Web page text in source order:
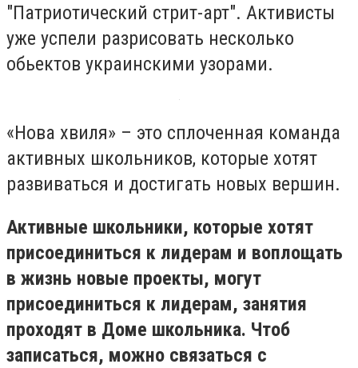
"Патриотический стрит-арт". Активисты
уже успели разрисовать несколько
обьектов украинскими узорами.
«Нова хвиля» – это сплоченная команда
активных школьников, которые хотят
развиваться и достигать новых вершин.
Активные школьники, которые хотят
присоединиться к лидерам и воплощать
в жизнь новые проекты, могут
присоединиться к лидерам, занятия
проходят в Доме школьника. Чтоб
записаться, можно связаться с